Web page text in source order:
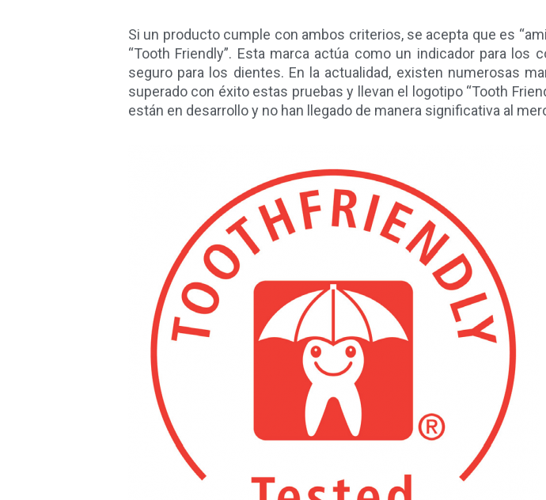
Si un producto cumple con ambos criterios, se acepta que es
“Tooth Friendly”. Esta marca actúa como un indicador para
seguro para los dientes. En la actualidad, existen numerosas
superado con éxito estas pruebas y llevan el logotipo “Tooth
están en desarrollo y no han llegado de manera significativa al